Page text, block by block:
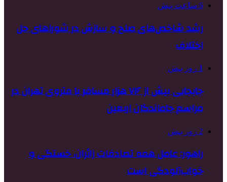
6 ساعت پیش
رشد شاخص‌های صلح و سازش در شوراهای حل
اختلاف
1 روز پیش
جابجایی بیش از ۷۱۶ هزار مسافر با متروی تهران در
مراسم جاماندگان اربعین
2 روز پیش
راهور: عامل همه تصادفات زائران، خستگی و
خواب‌آلودگی است